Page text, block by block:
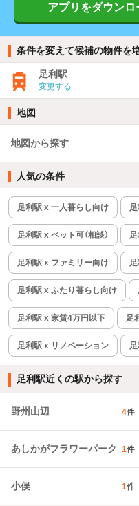
アプリをダウンロ
条件を変えて候補の物件を
足利駅
変更する
地図
地図から探す
人気の条件
足利駅 x 一人暮らし向け
足利駅 x ペット可（相談）
足利駅 x ファミリー向け
足利駅 x ふたり暮らし向け
足利駅 x 家賃4万円以下 足
足利駅 x リノベーション
足利駅近くの駅から探す
野州山辺 4件
あしかがフラワーパーク 1件
小俣 1件